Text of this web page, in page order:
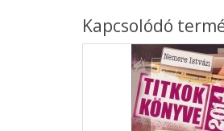
Kapcsolódó